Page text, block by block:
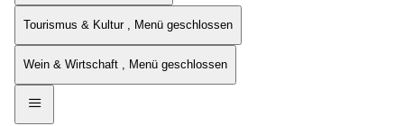
Tourismus & Kultur , Menü geschlossen
Wein & Wirtschaft , Menü geschlossen